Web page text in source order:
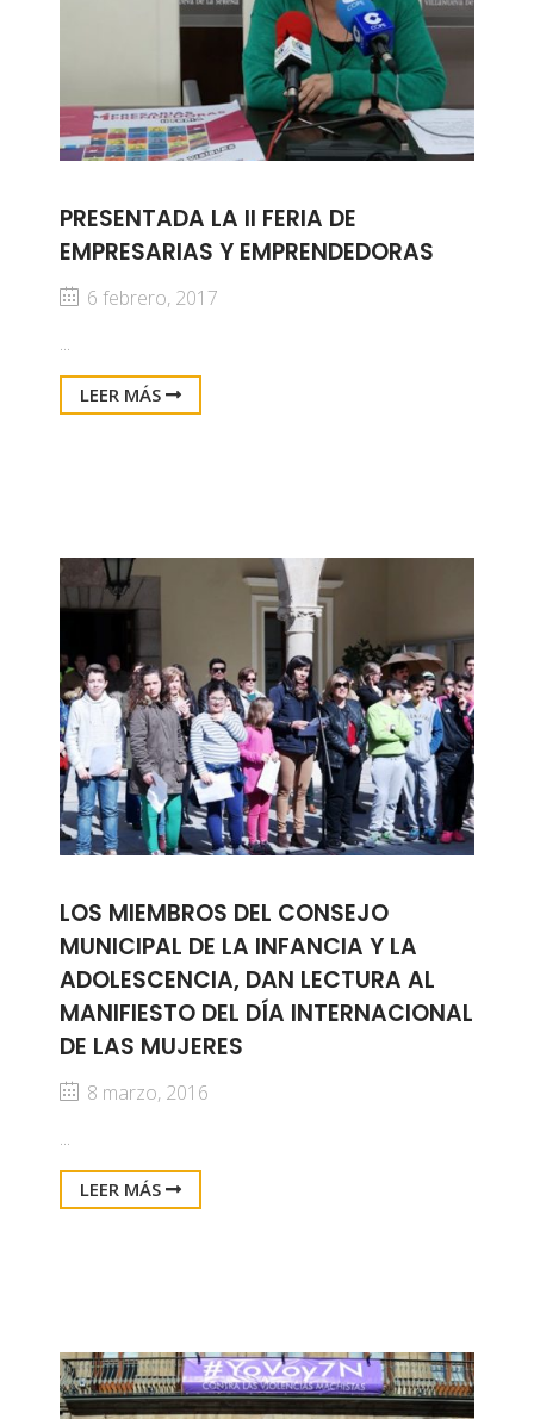
PRESENTADA LA II FERIA DE
EMPRESARIAS Y EMPRENDEDORAS
6 febrero, 2017
...
LEER MÁS
LOS MIEMBROS DEL CONSEJO
MUNICIPAL DE LA INFANCIA Y LA
ADOLESCENCIA, DAN LECTURA AL
MANIFIESTO DEL DÍA INTERNACIONAL
DE LAS MUJERES
8 marzo, 2016
...
LEER MÁS